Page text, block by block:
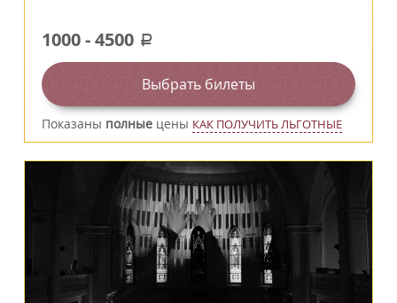
1000-4500 a
Выбрать билеты
Показаны полные цены КАК ПОЛУЧИТЬ ЛЬГОТНЫЕ